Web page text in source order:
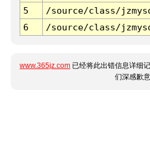
5
/source/class/
6
/source/class/
www.365jz.com 已经将此出错信息详细
们深感歉